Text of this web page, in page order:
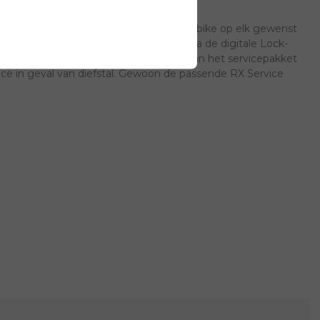
voor 1 jaar, zodat u de locatie van uw bike op elk gewenst
GPS automatisch geregistreerd. Via de digitale Lock-
frameslot van Abus. Afhankelijk van het servicepakket
geval van diefstal. Gewoon de passende RX Service